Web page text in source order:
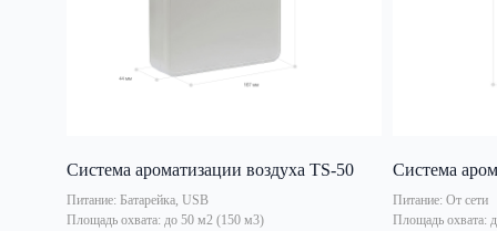
Система ароматизации воздуха TS-50
Питание: Батарейка, USB
Площадь охвата: до 50 м2 (150 м3)
Система
Питание: От сети
Площадь охвата: